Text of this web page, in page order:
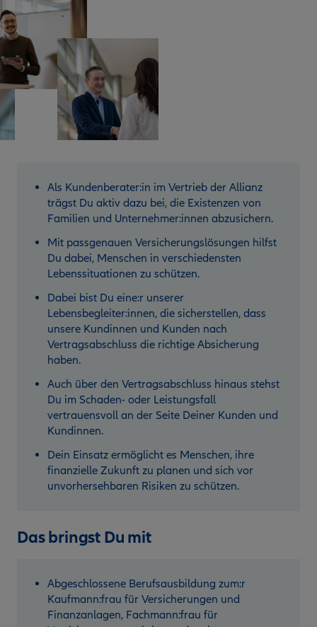
Als Kundenberater:in im Vertrieb der Allianz
trägst Du aktiv dazu bei, die Existenzen von
Familien und Unternehmer:innen abzusichern.
Mit passgenauen Versicherungslösungen hilfst
Du dabei, Menschen in verschiedensten
Lebenssituationen zu schützen.
Dabei bist Du eine:r unserer
Lebensbegleiter:innen, die sicherstellen, dass
unsere Kundinnen und Kunden nach
Vertragsabschluss die richtige Absicherung
haben.
Auch über den Vertragsabschluss hinaus stehst
Du im Schaden- oder Leistungsfall
vertrauensvoll an der Seite Deiner Kunden und
Kundinnen.
Dein Einsatz ermöglicht es Menschen, ihre
finanzielle Zukunft zu planen und sich vor
unvorhersehbaren Risiken zu schützen.
Das bringst Du mit
Abgeschlossene Berufsausbildung zum:r
Kaufmann:frau für Versicherungen und
Finanzanlagen, Fachmann:frau für